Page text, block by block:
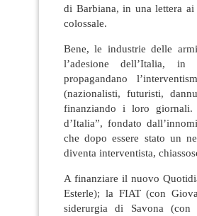
di Barbiana, in una lettera
colossale.
Bene, le industrie delle
l’adesione dell’Italia, in
propagandano
(nazionalisti, futuristi,
finanziando i loro
d’Italia”, fondato
che dopo essere stato un
diventa interventista,
A finanziare il nuovo
Esterle); la FIAT (con
siderurgia di Savona